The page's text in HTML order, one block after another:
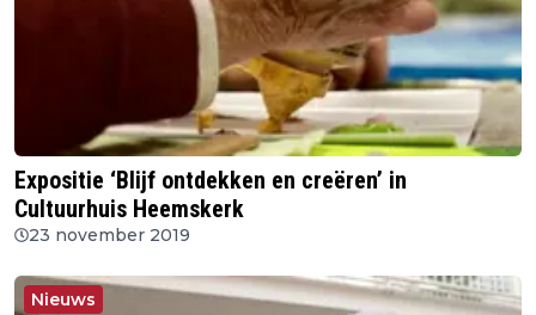
Expositie ‘Blijf ontdekken en creëren’ in
Cultuurhuis Heemskerk
23 november 2019
Nieuws